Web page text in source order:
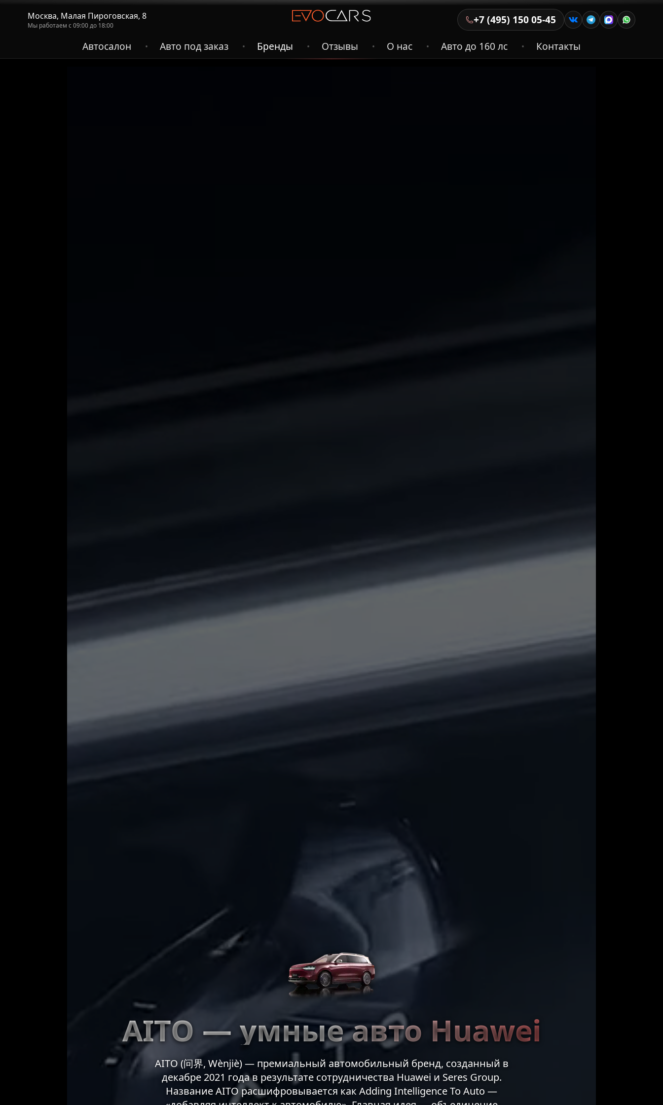
Москва, Малая Пироговская, 8
Мы работаем с 09:00 до 18:00
+7 (495) 150 05-45
Автосалон
• Авто под заказ • Бренды • Отзывы • О нас • Авто до 160 лс • Контакты
AITO — умные авто Huawei
AITO (问界, Wènjiè) — премиальный автомобильный бренд, созданный в
декабре 2021 года в результате сотрудничества Huawei и Seres Group.
Название AITO расшифровывается как Adding Intelligence To Auto —